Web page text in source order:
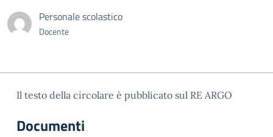
Personale scolastico
Docente
Il testo della circolare è pubblicato sul RE ARGO
Documenti